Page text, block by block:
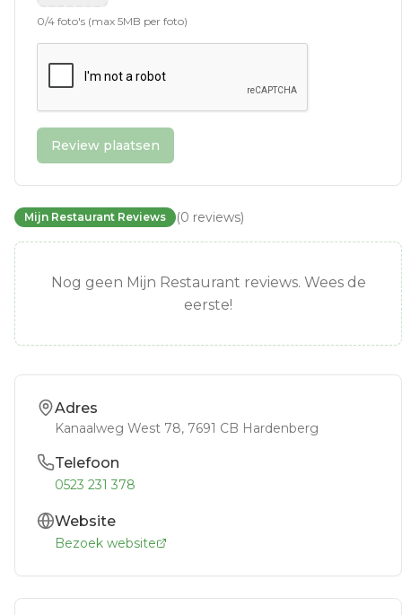
0/4 foto's (max 5MB per foto)
Review plaatsen
Mijn Restaurant Reviews (0 reviews)
Nog geen Mijn Restaurant reviews. Wees de
eerste!
Adres
Kanaalweg West 78, 7691 CB Hardenberg
Telefoon
0523 231 378
Website
Bezoek website